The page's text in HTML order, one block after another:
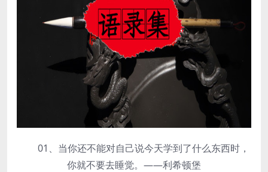
01、当你还不能对自己说今天学到了什么东西时，
你就不要去睡觉。——利希顿堡